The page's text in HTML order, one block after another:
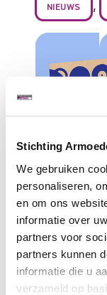
Stichting
We gebruiken
personaliseren,
en om ons
informatie over
partners voor
partners kunnen
informatie die u
verzameld op
Bol
mensen
NIEUWS ,
Het